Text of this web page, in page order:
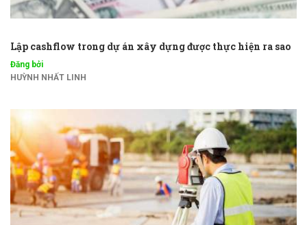
Lập cashflow trong dự án xây dựng được thực hiện ra sao
Đăng bởi
HUỲNH NHẤT LINH